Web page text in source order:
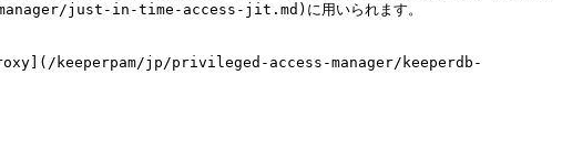
manager/just-in-time-access-jit.md)に用いられます。
Proxy](/keeperpam/jp/privileged-access-manager/keeperdb-